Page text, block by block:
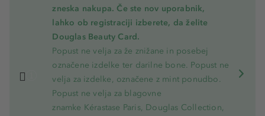
zneska nakupa. Če ste nov uporabnik,
lahko ob registraciji izberete, da želite
Douglas Beauty Card.
Popust ne velja za že znižane in posebej
označene izdelke ter darilne bone. Popust ne
velja za izdelke, označene z mint ponudbo.
Popust ne velja za blagovne
znamke Kérastase Paris, Douglas Collection,